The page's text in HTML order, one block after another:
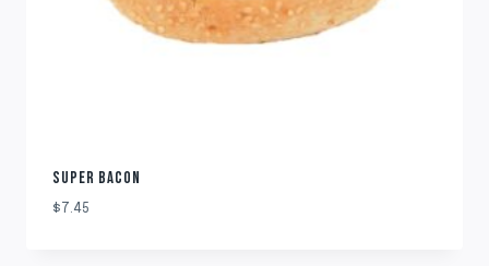
SUPER BACON
$ 7.45